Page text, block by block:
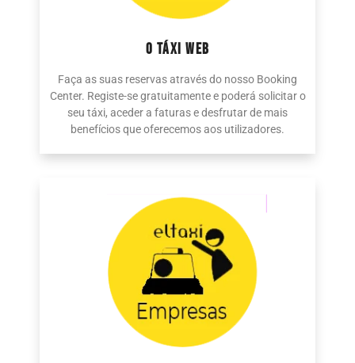
O TÁXI WEB
Faça as suas reservas através do nosso Booking
Center. Registe-se gratuitamente e poderá solicitar o
seu táxi, aceder a faturas e desfrutar de mais
benefícios que oferecemos aos utilizadores.